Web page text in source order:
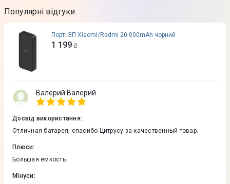
Популярні відгуки
Порт. ЗП Xiaomi/Redmi 20 000mAh чорний
1 199 ₴
Валерий Валерий
Досвід використання:
Отличная батарея, спасибо Цитрусу за качественный товар.
Плюси:
Большая ёмкость
Мінуси: